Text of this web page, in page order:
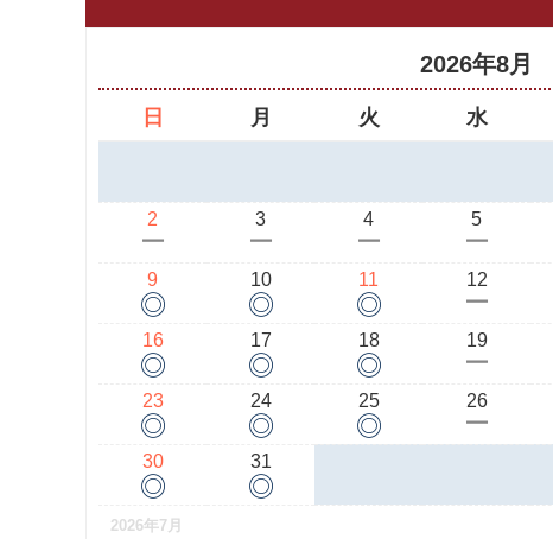
2026年8月
日 月 火 水
2
ー
3
ー
4
ー
5
ー
9
◎
10
◎
11
◎
12
ー
16
◎
17
◎
18
◎
19
ー
23
◎
24
◎
25
◎
26
ー
30
◎
31
◎
2026年7月